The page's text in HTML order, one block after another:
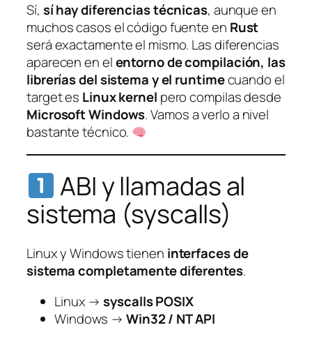
Sí, sí hay diferencias técnicas, aunque en
muchos casos el código fuente en Rust
será exactamente el mismo. Las diferencias
aparecen en elentorno de compilación, las
librerías del sistema y el runtimecuando el
target es Linux kernel pero compilas desde
Microsoft Windows. Vamos a verlo a nivel
bastante técnico.
ABI y llamadas al
sistema (syscalls)
Linux y Windows tienen interfaces de
sistema completamente diferentes.
Linux →syscalls POSIX
Windows → Win32 / NT API